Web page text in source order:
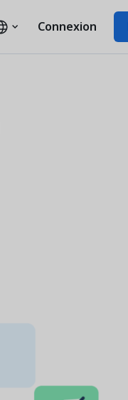
Connexion